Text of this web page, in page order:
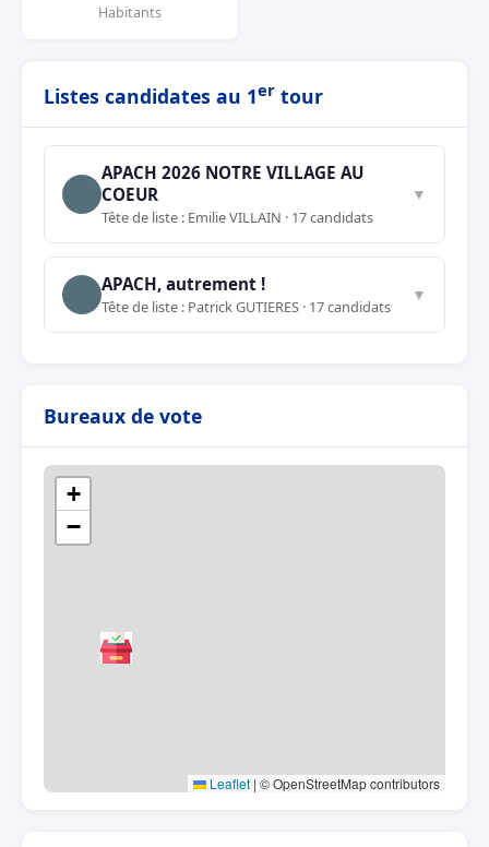
Habitants
Listes candidates au 1er tour
APACH 2026 NOTRE VILLAGE AU
COEUR
Tête de liste : Emilie VILLAIN · 17 candidats
▼
APACH, autrement !
Tête de liste : Patrick GUTIERES · 17 candidats
▼
Bureaux de vote
+
−
Leaflet | © OpenStreetMap contributors